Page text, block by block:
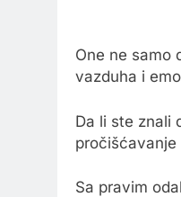
One ne samo
vazduha i
Da li ste znali
pročišćavanje
Sa pravim